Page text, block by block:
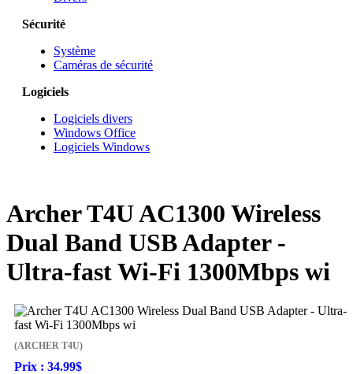
Sécurité
Système
Caméras de sécurité
Logiciels
Logiciels divers
Windows Office
Logiciels Windows
Archer T4U AC1300 Wireless
Dual Band USB Adapter -
Ultra-fast Wi-Fi 1300Mbps wi
(ARCHER T4U)
Prix : 34.99$